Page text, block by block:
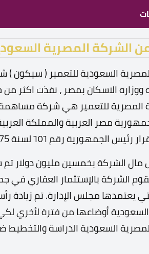
الشركة المصرية
مصر العربية والمملكة
رقم ٦٥٦ لسنة 1975بحكومة المملكة العربية السعودية.
مال الشركة بخمسين مليون دولار
الشركة بالإستثمار العقاري في
أوضاعها من فترة لأخري
السعودية الدراسة